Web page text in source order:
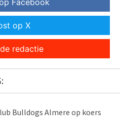
Facebook
op X
redactie
Bulldogs Almere op koers